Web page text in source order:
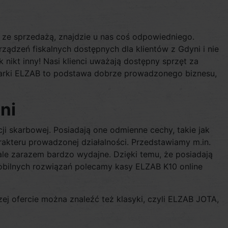
sprzedażą, znajdzie u nas coś odpowiedniego.
fiskalnych dostępnych dla klientów z Gdyni i nie
inny! Nasi klienci uważają dostępny sprzęt za
ELZAB to podstawa dobrze prowadzonego biznesu,
skarbowej. Posiadają one odmienne cechy, takie jak
prowadzonej działalności. Przedstawiamy m.in.
zarazem bardzo wydajne. Dzięki temu, że posiadają
rozwiązań polecamy kasy ELZAB K10 online
ofercie można znaleźć też klasyki, czyli ELZAB JOTA,